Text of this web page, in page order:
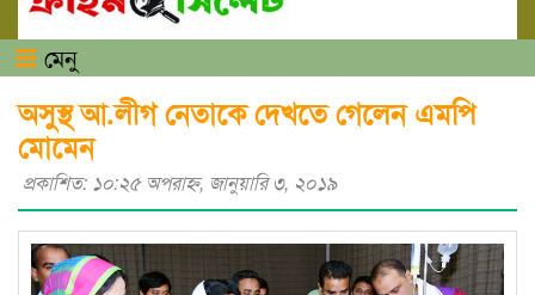
মেনু
অসুস্থ আ.লীগ নেতাকে দেখতে গেলেন এমপি
মোমেন
প্রকাশিত: ১০:২৫ অপরাহ্ণ, জানুয়ারি ৩, ২০১৯